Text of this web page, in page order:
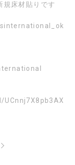
規床材貼りです